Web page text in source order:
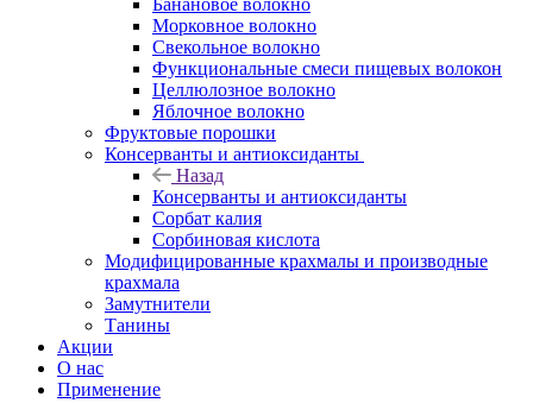
Морковное волокно
Свекольное волокно
Функциональные смеси пищевых волокон
Целлюлозное волокно
Яблочное волокно
Фруктовые порошки
Консерванты и антиоксиданты
Назад
Консерванты и антиоксиданты
Сорбат калия
Сорбиновая кислота
Модифицированные крахмалы и производные
крахмала
Замутнители
Танины
Акции
О нас
Применение